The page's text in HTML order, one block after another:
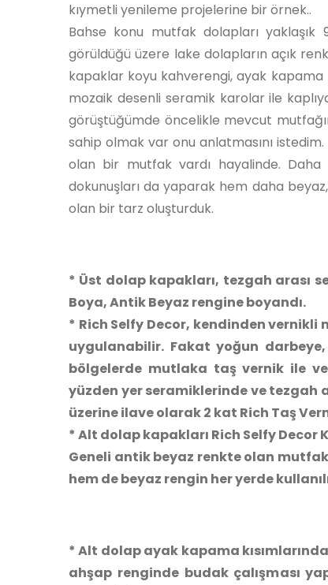
kıymetli yenileme projelerine bir örnek..
Bahse konu mutfak dolapları yaklaşık
görüldüğü üzere lake dolapların açık
kapaklar koyu kahverengi, ayak kapama
mozaik desenli seramik karolar ile
görüştüğümde öncelikle mevcut
sahip olmak var onu anlatmasını
olan bir mutfak vardı hayalinde.
dokunuşları da yaparak hem daha
olan bir tarz oluşturduk.
* Üst dolap kapakları, tezgah arası
Boya, Antik Beyaz rengine boyandı.
* Rich Selfy Decor, kendinden
uygulanabilir. Fakat yoğun
bölgelerde mutlaka taş vernik ile
yüzden yer seramiklerinde ve tezgah
üzerine ilave olarak 2 kat Rich Taş
* Alt dolap kapakları Rich Selfy Decor
Geneli antik beyaz renkte olan
hem de beyaz rengin her yerde
* Alt dolap ayak kapama
ahşap renginde budak çalışması